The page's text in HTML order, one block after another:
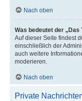
Nach oben
Was bedeutet der
Auf dieser Seite findest
einschließlich der
auch weitere
moderieren.
Nach oben
Private